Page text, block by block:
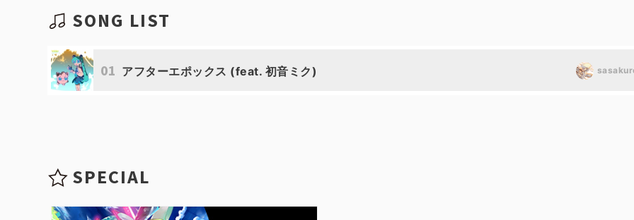
SONG LIST
01 アフターエポックス (feat. 初音ミク)
SPECIAL